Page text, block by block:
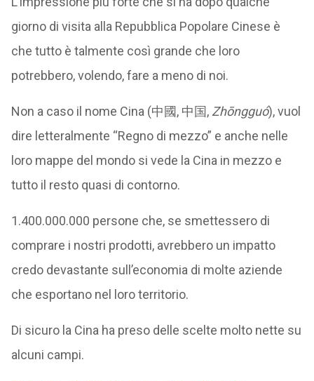
giorno di visita alla Repubblica Popolare Cinese è
che tutto è talmente così grande che loro
potrebbero, volendo, fare a meno di noi.
Non a caso il nome Cina (中國, 中国, Zhōngguó), vuol
dire letteralmente “Regno di mezzo” e anche nelle
loro mappe del mondo si vede la Cina in mezzo e
tutto il resto quasi di contorno.
1.400.000.000 persone che, se smettessero di
comprare i nostri prodotti, avrebbero un impatto
credo devastante sull’economia di molte aziende
che esportano nel loro territorio.
Di sicuro la Cina ha preso delle scelte molto nette su
alcuni campi.